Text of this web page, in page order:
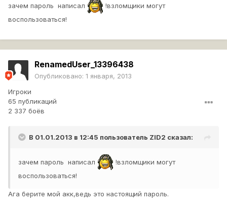
зачем пароль написал
!взломщики могут
воспользоваться!
RenamedUser_13396438
Опубликовано: 1 января, 2013
Игроки
65 публикаций
2 337 боёв
В 01.01.2013 в 12:45 пользователь ZID2 сказал:
зачем пароль написал
!взломщики могут
воспользоваться!
Ага берите мой акк,ведь это настоящий пароль.